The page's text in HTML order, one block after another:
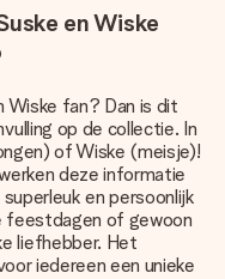
en Wiske
Wiske fan? Dan is dit
op de collectie. In
of Wiske (meisje)!
deze informatie
en persoonlijk
feestdagen of gewoon
liefhebber. Het
iedereen een unieke